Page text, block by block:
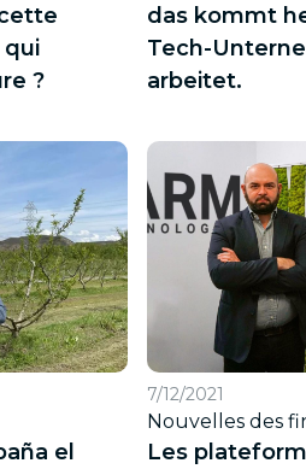
qui
?
das kommt
Tech-
arbeitet.
el
7/12/2021
Nouvelles des
Les